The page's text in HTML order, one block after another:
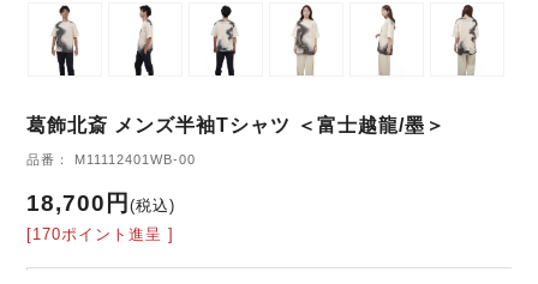
葛飾北斎 メンズ半袖Tシャツ ＜富士越龍/墨＞
品番： M11112401WB-00
18,700円(税込)
[170ポイント進呈 ]